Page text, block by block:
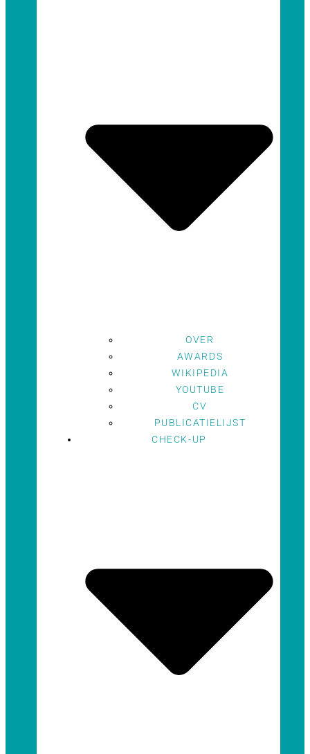
OVER
AWARDS
WIKIPEDIA
YOUTUBE
CV
PUBLICATIELIJST
CHECK-UP